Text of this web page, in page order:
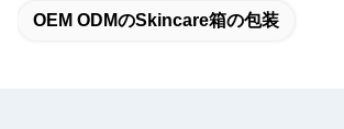
OEM ODMのskincare箱の包装